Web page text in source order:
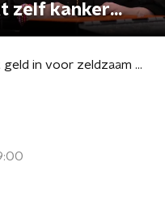
zelf kanker
Chantal zamelt geld in voor zeldzaam Li-Fraumeni syndroom: "Mijn lichaam maakt zelf kanker aan"